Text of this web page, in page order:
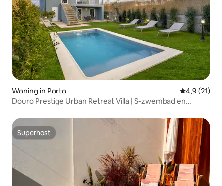
Woning in Porto
4,9 (21)
Douro Prestige Urban Retreat Villa | S-zwembad en
Superhost
Superhost